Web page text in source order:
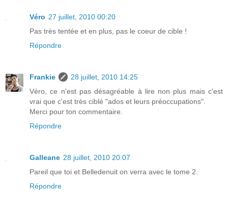
Véro 27 juillet, 2010 00:20
Pas très tentée et en plus, pas le coeur de cible !
Répondre
Frankie
28 juillet, 2010 14:25
Véro, ce n'est pas désagréable à lire non plus mais c'est
vrai que c'est très ciblé "ados et leurs préoccupations".
Merci pour ton commentaire.
Répondre
Galleane 28 juillet, 2010 20:07
Pareil que toi et Belledenuit on verra avec le tome 2.
Répondre